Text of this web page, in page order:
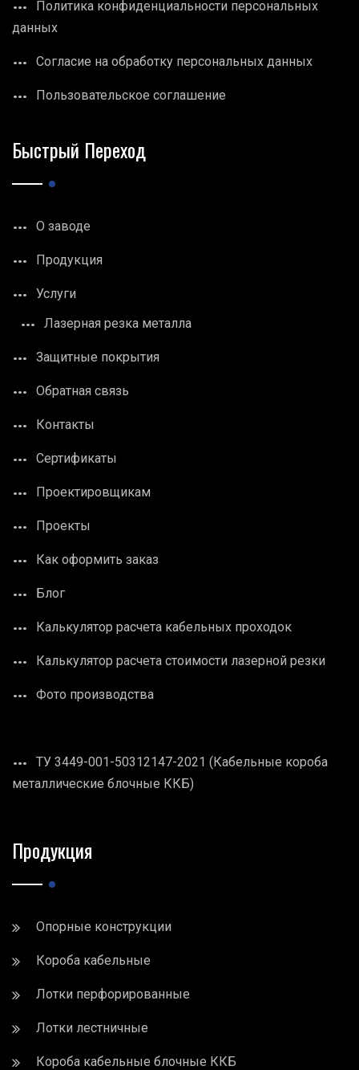
Политика конфиденциальности персональных
данных
Согласие на обработку персональных данных
Пользовательское соглашение
Быстрый Переход
О заводе
Продукция
Услуги
Лазерная резка металла
Защитные покрытия
Обратная связь
Контакты
Сертификаты
Проектировщикам
Проекты
Как оформить заказ
Блог
Калькулятор расчета кабельных проходок
Калькулятор расчета стоимости лазерной резки
Фото производства
ТУ 3449-001-50312147-2021 (Кабельные короба
металлические блочные ККБ)
Продукция
Опорные конструкции
Короба кабельные
Лотки перфорированные
Лотки лестничные
Короба кабельные блочные ККБ